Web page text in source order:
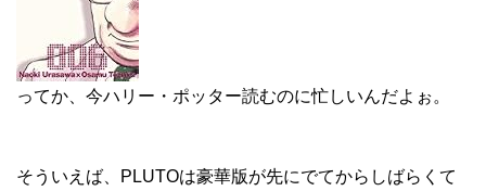
ってか、今ハリー・ポッター読むのに忙しいんだよぉ。
そういえば、PLUTOは豪華版が先にでてからしばらくて